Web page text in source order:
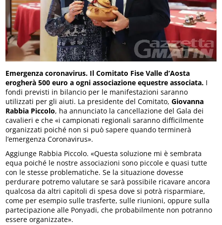
Emergenza coronavirus. Il Comitato Fise Valle d’Aosta
erogherà 500 euro a ogni associazione equestre associata. I
fondi previsti in bilancio per le manifestazioni saranno
utilizzati per gli aiuti. La presidente del Comitato,Giovanna
Rabbia Piccolo, ha annunciato la cancellazione del Gala dei
cavalieri e che «i campionati regionali saranno difficilmente
organizzati poiché non si può sapere quando terminerà
l’emergenza Coronavirus».
Aggiunge Rabbia Piccolo. «Questa soluzione mi è sembrata
equa poiché le nostre associazioni sono piccole e quasi tutte
con le stesse problematiche. Se la situazione dovesse
perdurare potremo valutare se sarà possibile ricavare ancora
qualcosa da altri capitoli di spesa dove si potrà risparmiare,
come per esempio sulle trasferte, sulle riunioni, oppure sulla
partecipazione alle Ponyadi, che probabilmente non potranno
essere organizzate».